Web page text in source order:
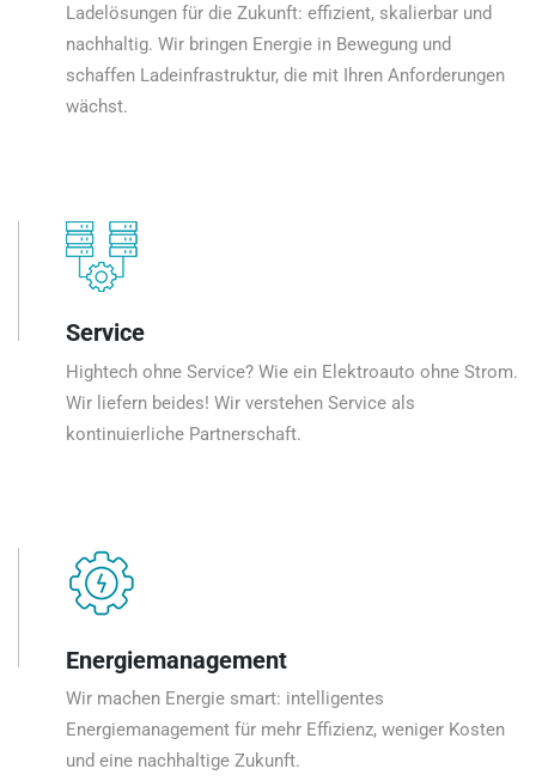
Ladelösungen für die Zukunft: effizient, skalierbar und
nachhaltig. Wir bringen Energie in Bewegung und
schaffen Ladeinfrastruktur, die mit Ihren Anforderungen
wächst.
Service
Hightech ohne Service? Wie ein Elektroauto ohne Strom.
Wir liefern beides! Wir verstehen Service als
kontinuierliche Partnerschaft.
Energiemanagement
Wir machen Energie smart: intelligentes
Energiemanagement für mehr Effizienz, weniger Kosten
und eine nachhaltige Zukunft.